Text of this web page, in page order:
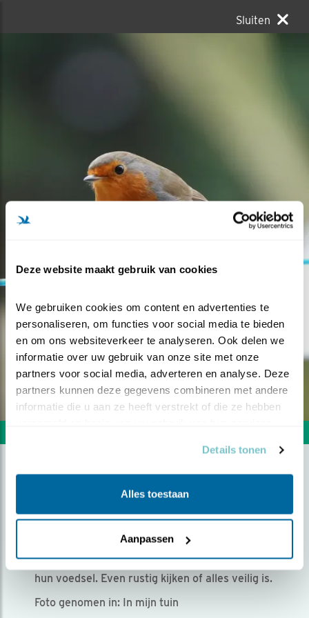
Deze website maakt gebruik van cookies
We gebruiken cookies om content en advertenties te
personaliseren, om functies voor social media te bieden
en om ons websiteverkeer te analyseren. Ook delen we
informatie over uw gebruik van onze site met onze
partners voor social media, adverteren en analyse. Deze
partners kunnen deze gegevens combineren met andere
informatie die u aan ze heeft verstrekt of die ze hebben
Details tonen
Alles toestaan
Aanpassen
Sluiten
IN BALANS
Door Hennie van der Duim | Geplaatst op zondag 11
445 views
De waslijn is een vaste tussenstop op weg naar
hun voedsel. Even rustig kijken of alles veilig is.
Foto genomen in: In mijn tuin